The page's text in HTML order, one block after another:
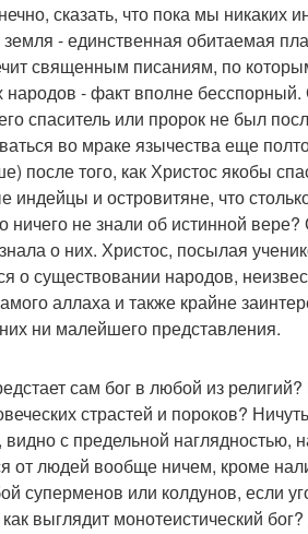
сказать, что пока мы
- единственная обитаемая
священным писаниям, по
народов - факт вполне
спаситель или пророк не был
во мраке язычества еще
после того, как Христос якобы
индейцы и островитяне, что
ничего не знали об истинной
о них. Христос, посылая
о существовании народов,
аллаха и также крайне
ни малейшего представления.
сам бог в любой из
страстей и пороков?
с предельной наглядностью,
от людей вообще ничем, кроме
суперменов или колдунов, если
выглядит монотеистический